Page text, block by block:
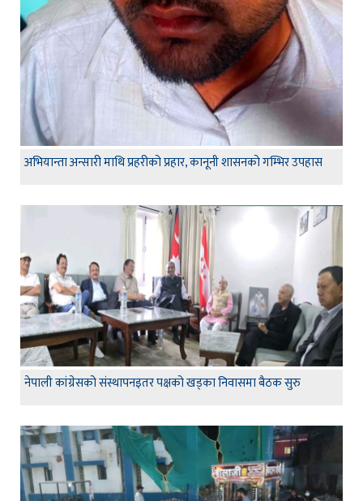
अभियान्ता अन्सारी माथि प्रहरीको प्रहार, कानूनी शासनको गम्भिर उपहास
नेपाली कांग्रेसको संस्थापनइतर पक्षको खड्का निवासमा बैठक सुरु